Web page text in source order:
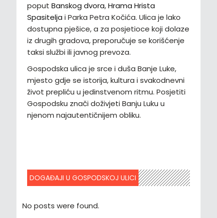
poput Banskog dvora,Hrama Hrista
Spasitelja i Parka Petra Kočića. Ulica je lako
dostupna pješice, a za posjetioce koji dolaze
iz drugih gradova, preporučuje se korišćenje
taksi službi ili javnog prevoza.
Gospodska ulica je srce i duša Banje Luke,
mjesto gdje se istorija, kultura i svakodnevni
život prepliću u jedinstvenom ritmu. Posjetiti
Gospodsku znači doživjeti Banju Luku u
njenom najautentičnijem obliku.
DOGAĐAJI U GOSPODSKOJ ULICI
No posts were found.